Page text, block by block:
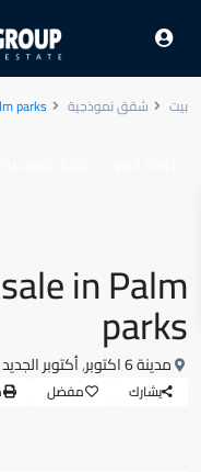
بيت شقق نموذجية parks
in Palm
parks
مدينة 6 اكتوبر ,أكتوبر الجديد
يشارك مفضل